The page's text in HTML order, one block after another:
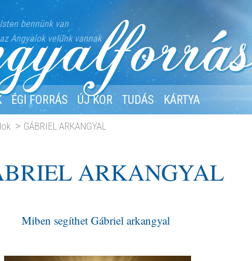
Isten bennünk van
az Angyalok velünk vannak
ÉGI FORRÁS ÚJ KOR TUDÁS KÁRTYA
GÁBRIEL ARKANGYAL
ARKANGYAL
Miben segíthet Gábriel arkangyal